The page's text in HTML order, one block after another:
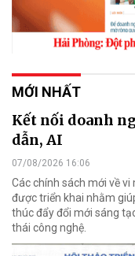
MỚI NHẤT
Kết nối doanh
dẫn, AI
07/08/2026 16:06
Các chính sách mới về
được triển khai nhằm
thúc đẩy đổi mới sáng
thái công nghệ.